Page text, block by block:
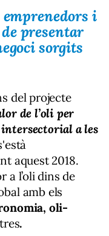
emprenedors i
presentar
sorgits
del projecte
de l’oli per
a les
aquest 2018.
a l’oli dins de
amb els
oli-
.